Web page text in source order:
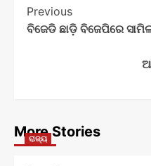
Post
Navigation
Previous
ବିଜେଡି ଛାଡ଼ି ବିଜେପିରେ
More Stories
ରାଜ୍ୟ